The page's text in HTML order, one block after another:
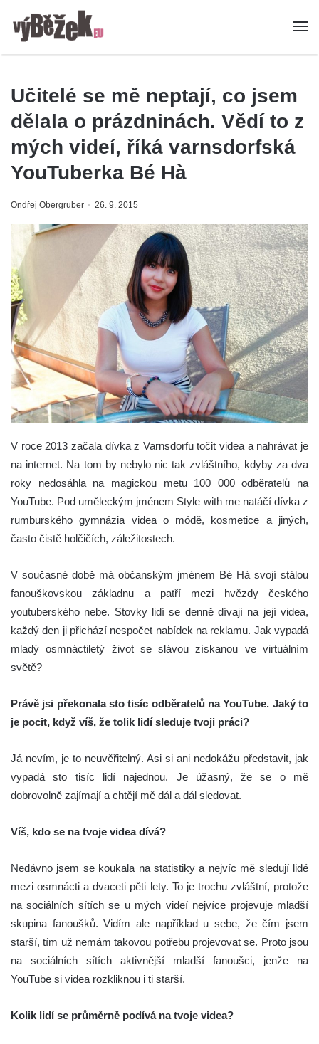
Učitelé se mě neptají, co jsem
dělala o prázdninách. Vědí to z
mých videí, říká varnsdorfská
YouTuberka Bé Hà
Ondřej Obergruber 26. 9. 2015
V roce 2013 začala dívka z Varnsdorfu točit videa a nahrávat je
na internet. Na tom by nebylo nic tak zvláštního, kdyby za dva
roky nedosáhla na magickou metu 100 000 odběratelů na
YouTube. Pod uměleckým jménem Style with me natáčí dívka z
rumburského gymnázia videa o módě, kosmetice a jiných,
často čistě holčičích, záležitostech.
V současné době má občanským jménem Bé Hà svojí stálou
fanouškovskou základnu a patří mezi hvězdy českého
youtuberského nebe. Stovky lidí se denně dívají na její videa,
každý den ji přichází nespočet nabídek na reklamu. Jak vypadá
mladý osmnáctiletý život se slávou získanou ve virtuálním
světě?
Právě jsi překonala sto tisíc odběratelů na YouTube. Jaký to
je pocit, když víš, že tolik lidí sleduje tvoji práci?
Já nevím, je to neuvěřitelný. Asi si ani nedokážu představit, jak
vypadá sto tisíc lidí najednou. Je úžasný, že se o mě
dobrovolně zajímají a chtějí mě dál a dál sledovat.
Víš, kdo se na tvoje videa dívá?
Nedávno jsem se koukala na statistiky a nejvíc mě sledují lidé
mezi osmnácti a dvaceti pěti lety. To je trochu zvláštní, protože
na sociálních sítích se u mých videí nejvíce projevuje mladší
skupina fanoušků. Vidím ale například u sebe, že čím jsem
starší, tím už nemám takovou potřebu projevovat se. Proto jsou
na sociálních sítích aktivnější mladší fanoušci, jenže na
YouTube si videa rozkliknou i ti starší.
Kolik lidí se průměrně podívá na tvoje videa?